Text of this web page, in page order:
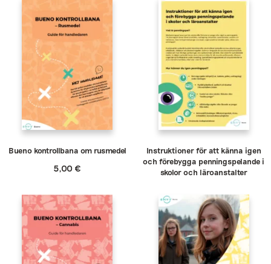
Bueno kontrollbana om rusmedel
5,00€
Instruktioner för att känna igen
och förebygga penningspelande i
skolor och läroanstalter